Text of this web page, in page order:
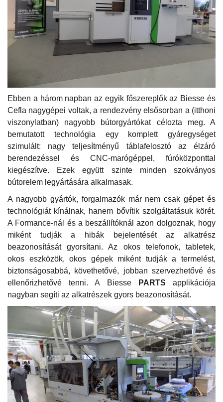
Ebben a három napban az egyik főszereplők az Biesse és
Cefla nagygépei voltak, a rendezvény elsősorban a (itthoni
viszonylatban) nagyobb bútorgyártókat célozta meg. A
bemutatott technológia egy komplett gyáregységet
szimulált: nagy teljesítményű táblafelosztó az élzáró
berendezéssel és CNC-marógéppel, fúróközponttal
kiegészítve. Ezek együtt szinte minden szokványos
bútorelem legyártására alkalmasak.
A nagyobb gyártók, forgalmazók már nem csak gépet és
technológiát kínálnak, hanem bővítik szolgáltatásuk körét.
A Formance-nál és a beszállítóknál azon dolgoznak, hogy
miként tudják a hibák bejelentését az alkatrész
beazonosítását gyorsítani. Az okos telefonok, tabletek,
okos eszközök, okos gépek miként tudják a termelést,
biztonságosabbá, követhetővé, jobban szervezhetővé és
ellenőrizhetővé tenni. A BiessePARTS applikációja
nagyban segíti az alkatrészek gyors beazonosítását.